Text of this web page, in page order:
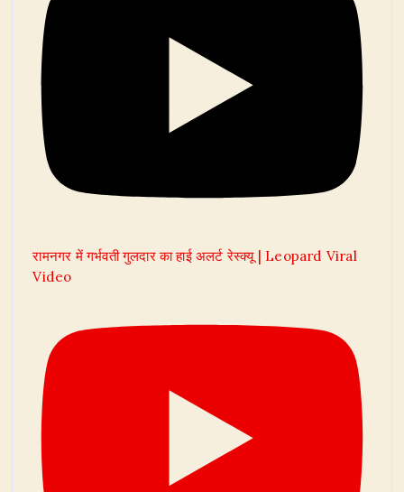
रामनगर में गर्भवती गुलदार का हाई अलर्ट रेस्क्यू | Leopard Viral
Video